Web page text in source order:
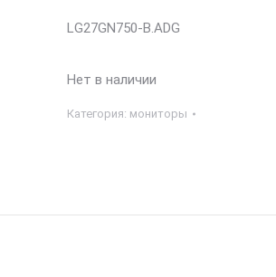
LG27GN750-B.ADG
Нет в наличии
Категория: мониторы